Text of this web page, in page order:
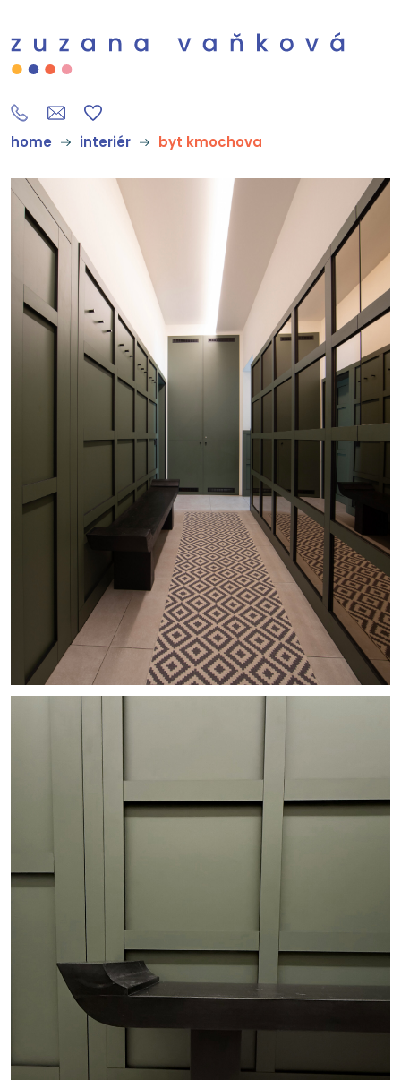
home interiér byt kmochova